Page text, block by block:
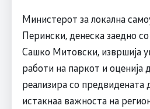
Министерот за локална
Перински, денеска заедно
Сашко Митовски, извршија
работи на паркот и оценија
реализира со предвидената
истакнаа важноста на